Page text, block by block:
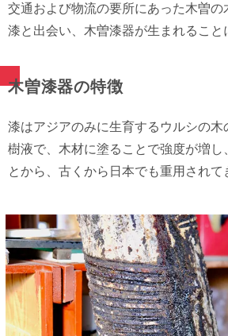
交通および物流の要所にあった木曽の
漆と出会い、木曽漆器が生まれること
木曽漆器の特徴
漆はアジアのみに生育するウルシの木
樹液で、木材に塗ることで強度が増し
とから、古くから日本でも重用されて